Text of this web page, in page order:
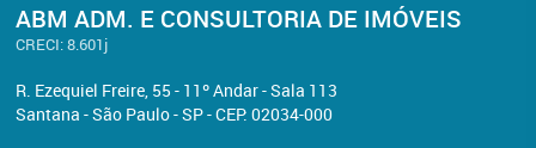
ABM ADM. E CONSULTORIA DE IMÓVEIS
CRECI: 8.601j
R. Ezequiel Freire, 55 - 11º Andar - Sala 113
Santana - São Paulo - SP - CEP: 02034-000